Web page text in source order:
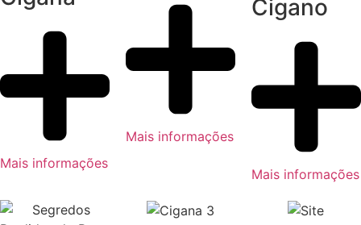
Mais informações
Mais informações
Cigano
Mais informações